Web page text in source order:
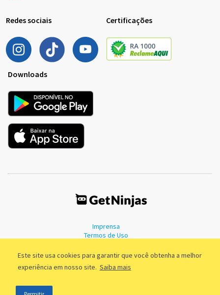
Este site usa cookies para garantir que você obtenha a melhor
experiência em nosso site. Saiba mais
Permitir
Redes sociais Certificações
Downloads
Imprensa
Termos de Uso
©2011 - 2026, GetNinjas LTDA. CNPJ 55.744.877/0001-89 - Rua Dr.